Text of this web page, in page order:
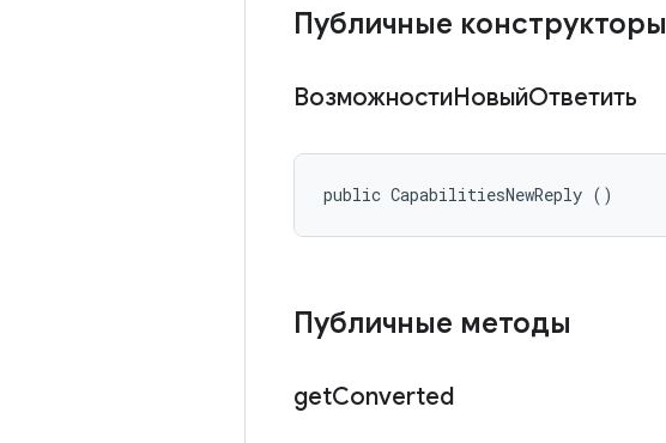
Публичные конструкторы
ВозможностиНовыйОтветить
public CapabilitiesNewReply ()
Публичные методы
getConverted